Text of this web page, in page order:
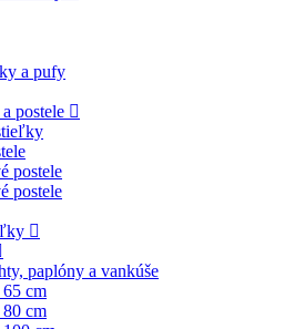
a pufy
postele
postele
postele
paplóny a vankúše
cm
cm